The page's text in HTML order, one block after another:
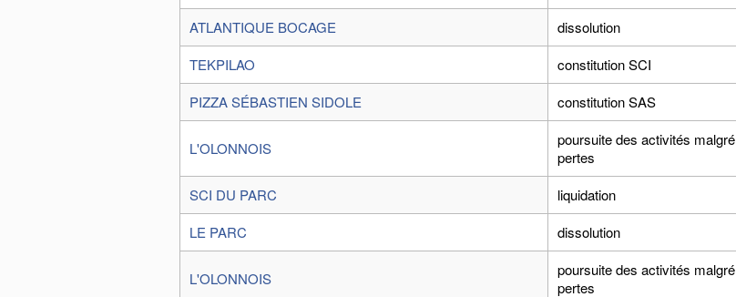
ATLANTIQUE BOCAGE
dissolution
TEKPILAO
constitution SCI
PIZZA SÉBASTIEN SIDOLE
constitution SAS
L'OLONNOIS
poursuite des activités malgré
pertes
SCI DU PARC
liquidation
LE PARC
dissolution
L'OLONNOIS
poursuite des activités malgré
pertes